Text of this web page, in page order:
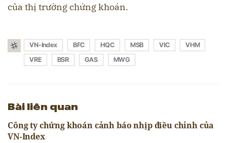
của thị trường chứng khoán.
VN-Index BFC HQC MSB VIC
VHM
VRE
BSR GAS MWG
Bài liên quan
Công ty chứng khoán cảnh báo nhịp điều chỉnh của
VN-Index